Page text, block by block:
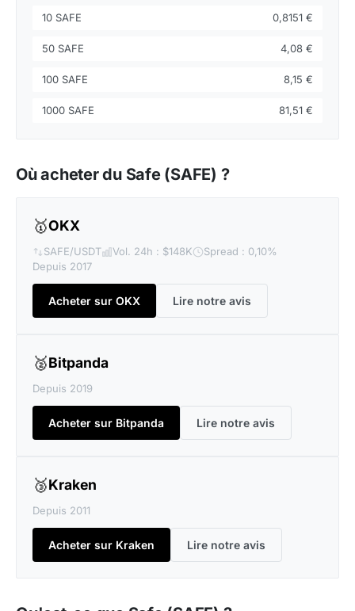
10 SAFE 0,8151 €
50 SAFE 4,08 €
100 SAFE 8,15 €
1000 SAFE 81,51 €
Où acheter du Safe (SAFE) ?
🥇OKX
SAFE/USDT Vol. 24h : $148K
Spread : 0,10%
Depuis 2017
Acheter sur OKX Lire notre avis
🥈Bitpanda
Depuis 2019
Acheter sur Bitpanda Lire notre avis
🥉Kraken
Depuis 2011
Acheter sur Kraken Lire notre avis